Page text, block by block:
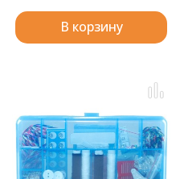
В корзину